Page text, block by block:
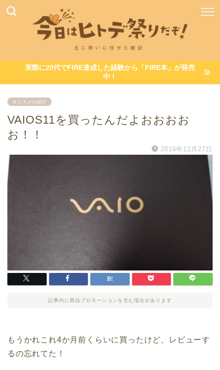
実際に20代でFIRE達成した経験から「FIRE本」が発売
中！
オススメの紹介
VAIOS11を買ったんだよおおおお
お！！
2016年12月27日
記事内に商品プロモーションを含む場合があります
もうかれこれ4か月前くらいに買ったけど、レビューす
るの忘れてた！